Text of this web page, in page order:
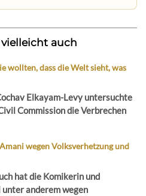
auch
wollten, dass die Welt sieht, was
Elkayam-Levy untersuchte
Commission die Verbrechen
wegen Volksverhetzung und
hat die Komikerin und
anderem wegen